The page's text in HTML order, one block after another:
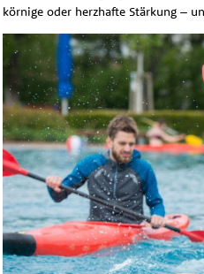
körnige oder herzhafte Stärkung –